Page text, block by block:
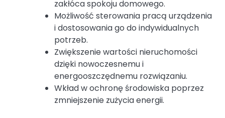
zakłóca spokoju domowego.
Możliwość sterowania pracą urządzenia
i dostosowania go do indywidualnych
potrzeb.
Zwiększenie wartości nieruchomości
dzięki nowoczesnemu i
energooszczędnemu rozwiązaniu.
Wkład w ochronę środowiska poprzez
zmniejszenie zużycia energii.